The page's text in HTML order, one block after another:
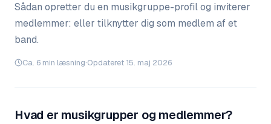
Sådan opretter du en musikgruppe-profil og inviterer
medlemmer: eller tilknytter dig som medlem af et
band.
Ca. 6 min læsning·Opdateret 15. maj 2026
Hvad er musikgrupper og medlemmer?